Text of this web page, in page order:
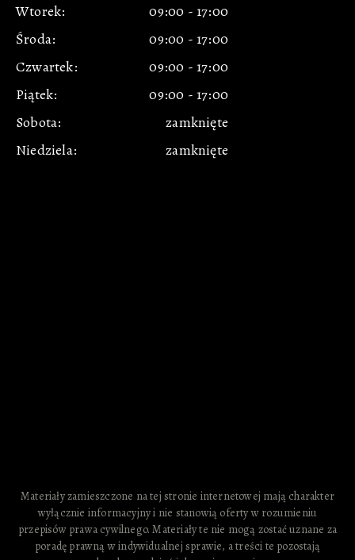
Wtorek:
09:00 - 17:00
Środa:
09:00 - 17:00
Czwartek:
09:00 - 17:00
Piątek:
09:00 - 17:00
Sobota:
zamknięte
Niedziela:
zamknięte
Materiały zamieszczone na tej stronie internetowej mają charakter
wyłącznie informacyjny i nie stanowią oferty w rozumieniu
przepisów prawa cywilnego. Materiały te nie mogą zostać uznane za
poradę prawną w indywidualnej sprawie, a treści te pozostają